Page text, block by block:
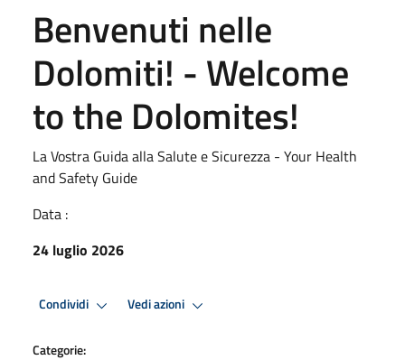
Benvenuti nelle
Dolomiti! - Welcome
to the Dolomites!
La Vostra Guida alla Salute e Sicurezza - Your Health
and Safety Guide
Data :
24 luglio 2026
Condividi Vedi azioni
Categorie: